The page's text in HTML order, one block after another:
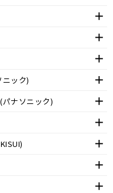
ック)
ナソニック)